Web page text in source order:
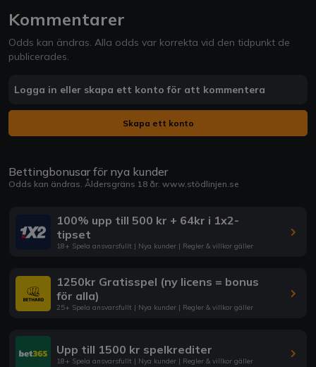
Kommentarer
Odds kan ändras. Alla odds var korrekta vid den tidpunkt de
publicerades.
Logga in eller skapa ett konto för att kommentera
Skapa ett konto
Bettingbonusar för nya kunder
Odds kan ändras. Åldersgräns 18 år. www.stödlinjen.se
100% upp till 500 kr + 64kr i 1x2-
tipset
18+ Spela ansvarsfullt | Nya kunder | Regler & villkor gäller
1250kr Gratisspel (ny licens = bonus
för alla)
25+ Spela ansvarsfullt | Nya kunder | Regler & villkor gäller
Upp till 1500 kr spelkrediter
18+ Spela ansvarsfullt | Nya kunder | Regler & villkor gäller